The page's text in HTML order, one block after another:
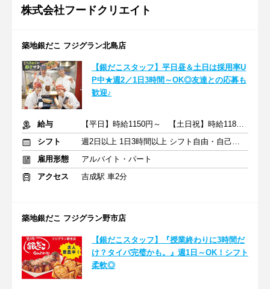
株式会社フードクリエイト
築地銀だこ フジグラン北島店
【銀だこスタッフ】平日昼＆土日は採用率U
P中★週2／1日3時間～OK◎友達との応募も
歓迎♪
給与
【平日】時給1150円～ 【土日祝】時給1180円～
シフト
週2日以上 1日3時間以上 シフト自由・自己申告
雇用形態
アルバイト・パート
アクセス
吉成駅 車2分
築地銀だこ フジグラン野市店
【銀だこスタッフ】『授業終わりに3時間だ
け？タイパ完璧かも。』週1日～OK！シフト
柔軟◎